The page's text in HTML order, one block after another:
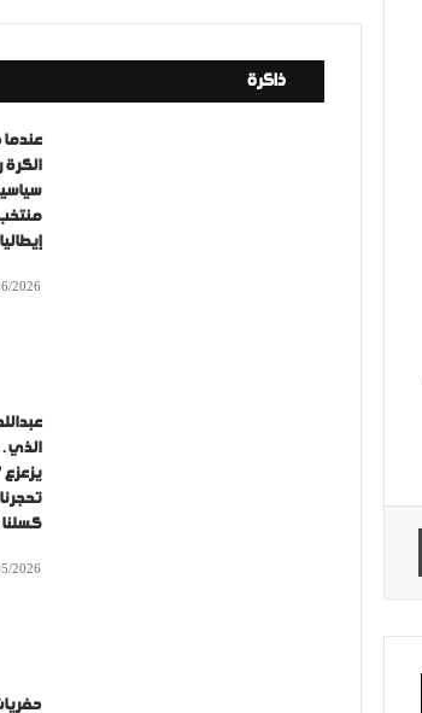
ذاكرة
الكرة
إيطاليا
2026
يزعزع
كسلنا
2026